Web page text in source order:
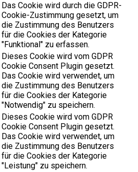
Das Cookie wird durch die GDPR-
Cookie-Zustimmung gesetzt, um
die Zustimmung des Benutzers
für die Cookies der Kategorie
"Funktional" zu erfassen.
Dieses Cookie wird vom GDPR
Cookie Consent Plugin gesetzt.
Das Cookie wird verwendet, um
die Zustimmung des Benutzers
für die Cookies der Kategorie
"Notwendig" zu speichern.
Dieses Cookie wird vom GDPR
Cookie Consent Plugin gesetzt.
Das Cookie wird verwendet, um
die Zustimmung des Benutzers
für die Cookies der Kategorie
"Leistung" zu speichern.